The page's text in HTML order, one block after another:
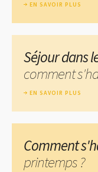
EN SAVOIR PLUS
Séjour dans
comment
EN SAVOIR PLUS
Comment
printemps ?